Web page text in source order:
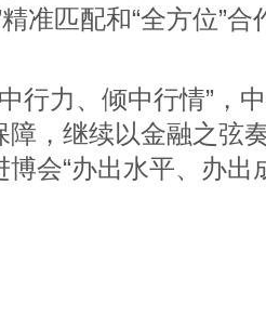
准匹配和“全方位”
行力、倾中行情”，
障，继续以金融之弦
会“办出水平、办出